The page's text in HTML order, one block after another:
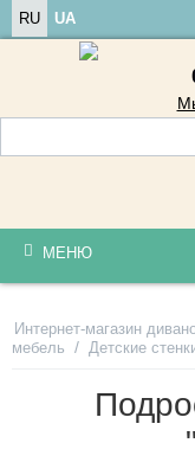
RU UA
МЕНЮ
Интернет-магазин
мебель / Детские